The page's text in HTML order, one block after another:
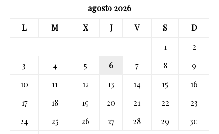
agosto 2026
L
M X J V S
D
1
2
3
4 5 6 7 8
9
10
11 12 13 14 15
16
17
18 19 20 21 22
23
24
25 26 27 28 29
30